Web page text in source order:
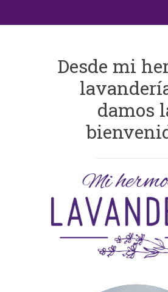
Desde mi
damos